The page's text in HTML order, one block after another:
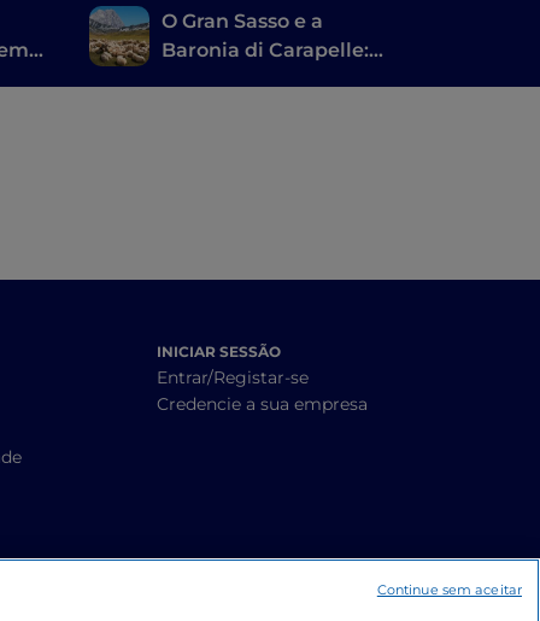
O Gran Sasso e a
Baronia di Carapelle:
INICIAR SESSÃO
Entrar/Registar-se
Credencie a sua empresa
Continue sem aceitar